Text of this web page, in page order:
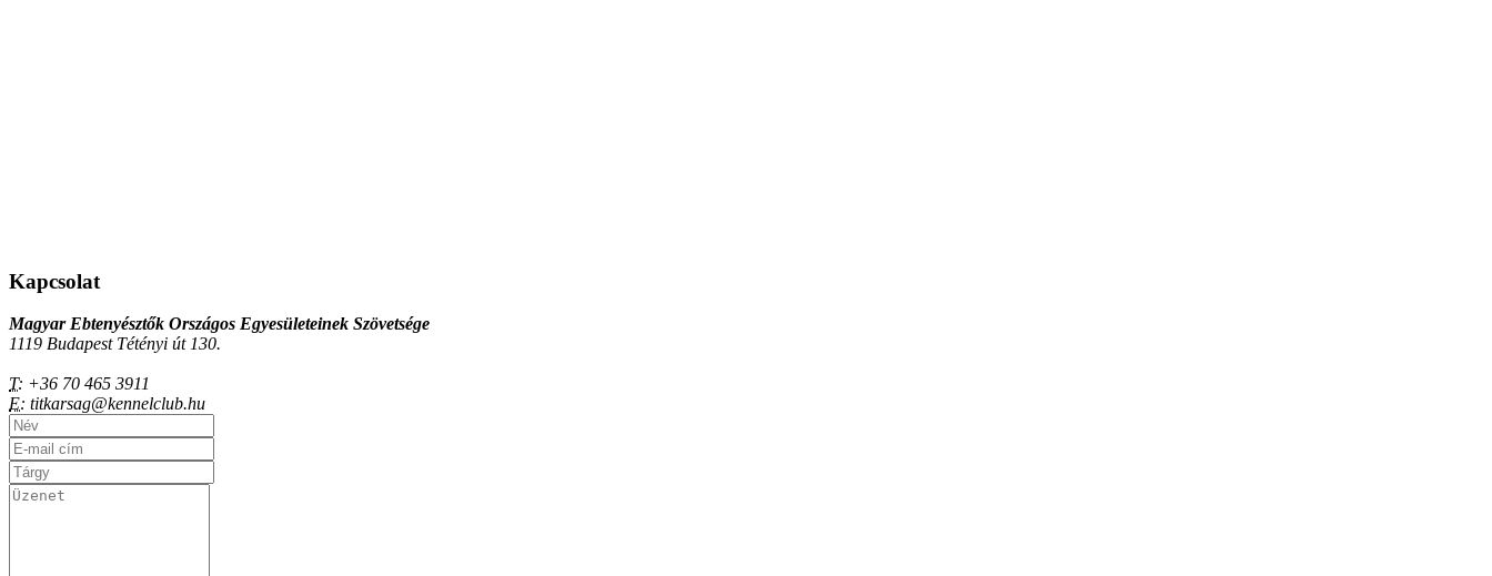
Kapcsolat
Magyar Ebtenyésztők Országos Egyesületeinek Szövetsége
1119 Budapest Tétényi út 130.
T: +36 70 465 3911
E: titkarsag@kennelclub.hu